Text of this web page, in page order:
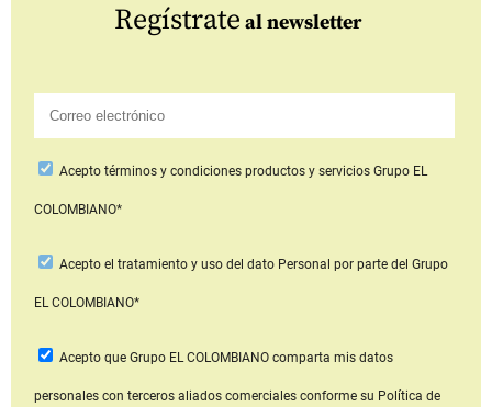
Regístrate al newsletter
Aceptotérminos y condiciones productos y serviciosGrupo EL
COLOMBIANO*
Acepto el tratamiento y uso del dato Personal por parte del Grupo
EL COLOMBIANO*
Acepto que Grupo EL COLOMBIANOcomparta mis datos
personales con terceros aliados comerciales conforme su Política de